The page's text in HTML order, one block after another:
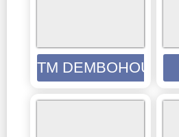
ТМ DEMBOHOUSE